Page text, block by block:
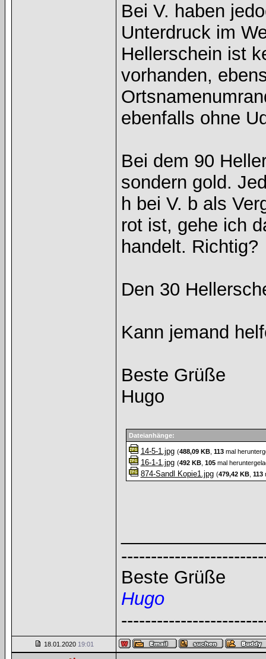
Bei V. haben
Unterdruck im
Hellerschein ist
vorhanden,
ebenfalls ohne
Bei dem 90
sondern gold.
h bei V. b als
rot ist, gehe ich
handelt. Richtig?
Den 30
Kann jemand
Beste Grüße
Hugo
Dateianhänge:
14-5-1.jpg (488,09 KB, 113mal
16-1-1.jpg (492 KB, 105mal
874-Sandl Kopie1.jpg (479,42 KB, 113
Beste Grüße
Hugo
18.01.2020 19:01